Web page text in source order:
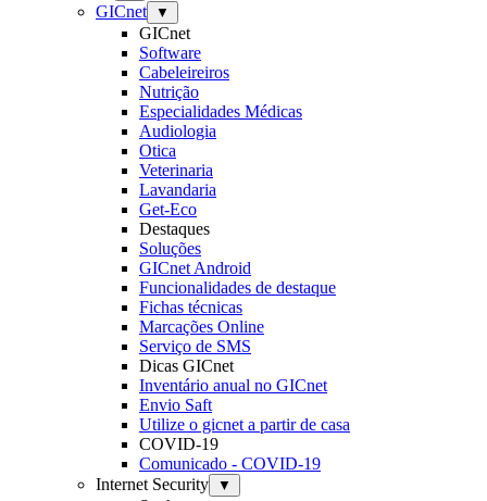
GICnet ▼
GICnet
Software
Cabeleireiros
Nutrição
Especialidades Médicas
Audiologia
Otica
Veterinaria
Lavandaria
Get-Eco
Destaques
Soluções
GICnet Android
Funcionalidades de destaque
Fichas técnicas
Marcações Online
Serviço de SMS
Dicas GICnet
Inventário anual no GICnet
Envio Saft
Utilize o gicnet a partir de casa
COVID-19
Comunicado - COVID-19
Internet Security
▼